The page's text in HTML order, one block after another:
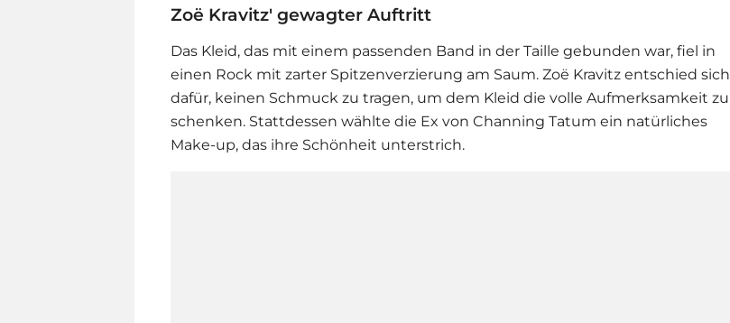
Zoë Kravitz' gewagter Auftritt
Das Kleid, das mit einem passenden Band in der Taille gebunden war, fiel in
einen Rock mit zarter Spitzenverzierung am Saum. Zoë Kravitz entschied sich
dafür, keinen Schmuck zu tragen, um dem Kleid die volle Aufmerksamkeit zu
schenken. Stattdessen wählte die Ex von Channing Tatum ein natürliches
Make-up, das ihre Schönheit unterstrich.